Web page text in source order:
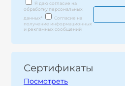
Я даю согласие на
обработку персональных
данных*
Согласие на
получение информационных
и рекламных сообщений
Сертификаты
Посмотреть